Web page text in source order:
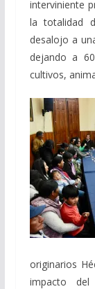
interviniente
la totalidad
desalojo a
dejando a
cultivos,
originarios
impacto